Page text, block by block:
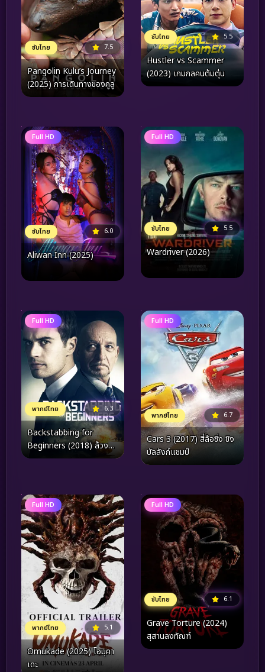
ซับไทย 7.5
Pangolin Kulu’s Journey
(2025) การเดินทางของคูลู
ซับไทย 5.5
Hustler vs Scammer
(2023) เกมกลคนต้มตุ๋น
Full HD
ซับไทย 6.0
Aliwan Inn (2025)
Full HD
ซับไทย 5.5
Wardriver (2026)
Full HD
พากย์ไทย 6.3
Backstabbing for
Beginners (2018) ล้วง
แผนล่าทรยศ
Full HD
พากย์ไทย 6.7
Cars 3 (2017) สี่ล้อซิ่ง ชิง
บัลลังก์แชมป์
Full HD
พากย์ไทย 5.1
Omukade (2025) โอมุคา
เดะ
Full HD
ซับไทย 6.1
Grave Torture (2024)
สุสานลงทัณฑ์